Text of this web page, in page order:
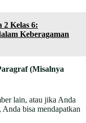
2 Kelas 6:
Keberagaman
(Misalnya
lain, atau jika Anda
bisa mendapatkan